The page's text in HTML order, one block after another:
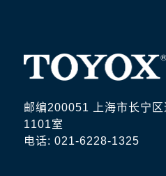
邮编200051 上海市长宁
1101室
电话: 021-6228-1325